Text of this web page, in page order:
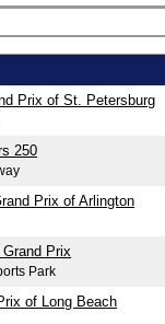
Prix of St. Petersburg
250
Prix of Arlington
Prix
Park
of Long Beach